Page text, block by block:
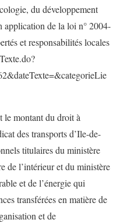
du développement
application de la loi n° 2004-
et responsabilités locales
le montant du droit à
des transports d’Ile-de-
titulaires du ministère
de l’intérieur et du ministère
et de l’énergie qui
transférées en matière de
et de